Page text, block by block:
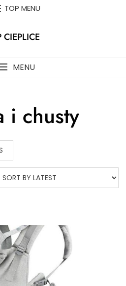
TOP MENU
CIEPLICE
MENU
i chusty